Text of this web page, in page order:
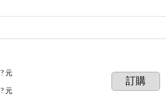
? 元
? 元
訂購